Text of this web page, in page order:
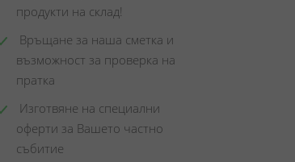
продукти на склад!
Връщане за наша сметка и
възможност за проверка на
пратка
Изготвяне на специални
оферти за Вашето частно
събитие